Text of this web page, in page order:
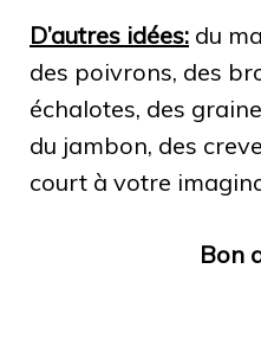
D’autres idées: du
des poivrons, des
échalotes, des
du jambon, des
court à votre
Bon